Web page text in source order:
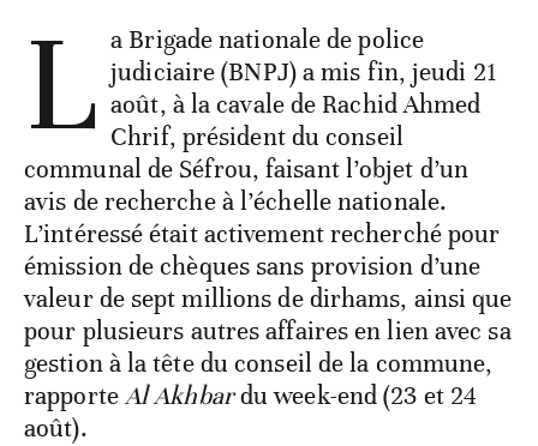
L a Brigade nationale de police
judiciaire (BNPJ) a mis fin, jeudi 21
août, à la cavale de Rachid Ahmed
Chrif, président du conseil
communal de Séfrou, faisant l’objet d’un
avis de recherche à l’échelle nationale.
L’intéressé était activement recherché pour
émission de chèques sans provision d’une
valeur de sept millions de dirhams, ainsi que
pour plusieurs autres affaires en lien avec sa
gestion à la tête du conseil de la commune,
rapporteAl Akhbardu week-end (23 et 24
août).